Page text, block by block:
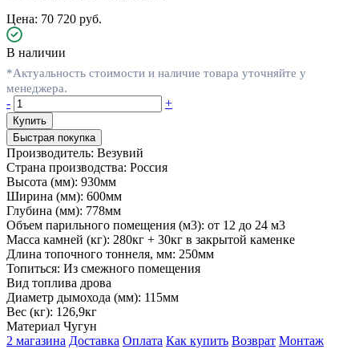
Цена: 70 720 руб.
В наличии
*Актуальность стоимости и наличие товара уточняйте у
менеджера.
-
+
Быстрая покупка
Производитель: Везувий
Страна производства: Россия
Высота (мм): 930мм
Ширина (мм): 600мм
Глубина (мм): 778мм
Объем парильного помещения (м3): от 12 до 24 м3
Масса камней (кг): 280кг + 30кг в закрытой каменке
Длина топочного тоннеля, мм: 250мм
Топиться: Из смежного помещения
Вид топлива дрова
Диаметр дымохода (мм): 115мм
Вес (кг): 126,9кг
Материал Чугун
2 магазина Доставка Оплата Как купить Возврат Монтаж